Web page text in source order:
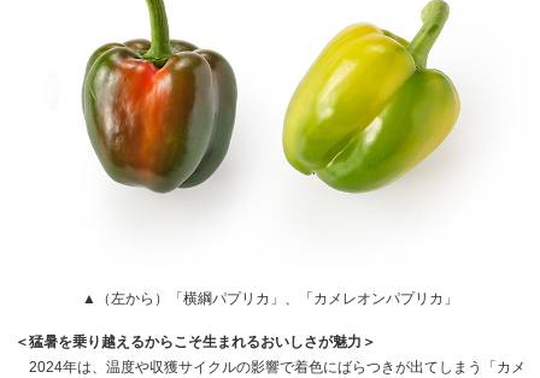
▲（左から）「横綱パプリカ」、「カメレオンパプリカ」
＜猛暑を乗り越えるからこそ生まれるおいしさが魅力＞
2024年は、温度や収獲サイクルの影響で着色にばらつきが出てしまう「カメ